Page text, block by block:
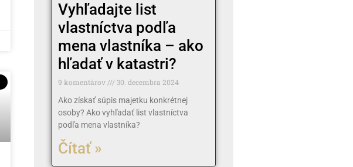
Vyhľadajte list
vlastníctva podľa
mena vlastníka – ako
hľadať v katastri?
9 komentárov
30. decembra 2024
Ako získať súpis majetku konkrétnej
osoby? Ako vyhľadať list vlastníctva
podľa mena vlastníka?
Čítať »